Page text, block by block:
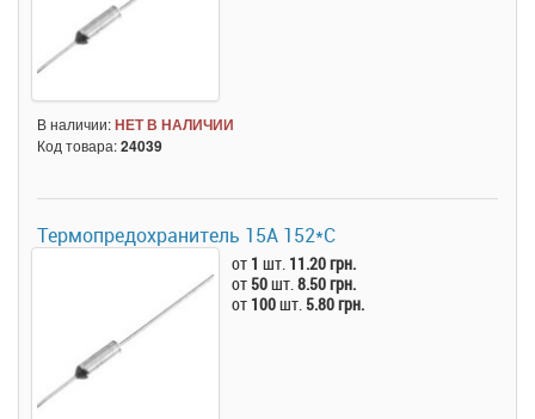
В наличии:НЕТ В НАЛИЧИИ
Код товара:24039
Термопредохранитель 15А 152*C
от 1 шт. 11.20 грн.
от 50шт.8.50 грн.
от 100шт. 5.80 грн.